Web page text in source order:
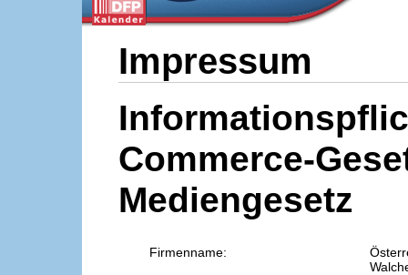
Impressum
Commerce-
Mediengesetz
Firmenname: